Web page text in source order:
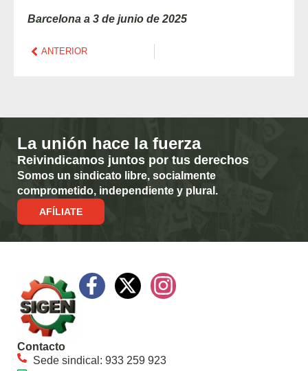
Barcelona a 3 de junio de 2025
ANTERIOR
La unión hace la fuerza
Reivindicamos juntos por tus derechos
Somos un sindicato libre, socialmente
comprometido, independiente y plural.
AFÍLIATE
Contacto
Sede sindical: 933 259 923